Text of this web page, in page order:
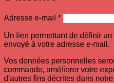
Adresse e-mail *Obligatoire
Un lien permettant de définir
envoyé à votre adresse e-mail.
Vos données personnelles
commande, améliorer votre
d'autres fins décrites dans